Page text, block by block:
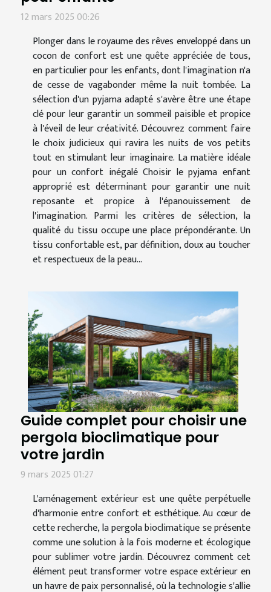
12 mars 2025 00:26
Plonger dans le royaume des rêves enveloppé dans un
cocon de confort est une quête appréciée de tous,
en particulier pour les enfants, dont l'imagination n'a
de cesse de vagabonder même la nuit tombée. La
sélection d'un pyjama adapté s'avère être une étape
clé pour leur garantir un sommeil paisible et propice
à l'éveil de leur créativité. Découvrez comment faire
le choix judicieux qui ravira les nuits de vos petits
tout en stimulant leur imaginaire. La matière idéale
pour un confort inégalé Choisir le pyjama enfant
approprié est déterminant pour garantir une nuit
reposante et propice à l'épanouissement de
l'imagination. Parmi les critères de sélection, la
qualité du tissu occupe une place prépondérante. Un
tissu confortable est, par définition, doux au toucher
et respectueux de la peau...
Guide complet pour choisir une
pergola bioclimatique pour
votre jardin
9 mars 2025 01:27
L'aménagement extérieur est une quête perpétuelle
d'harmonie entre confort et esthétique. Au cœur de
cette recherche, la pergola bioclimatique se présente
comme une solution à la fois moderne et écologique
pour sublimer votre jardin. Découvrez comment cet
élément peut transformer votre espace extérieur en
un havre de paix personnalisé, où la technologie s'allie